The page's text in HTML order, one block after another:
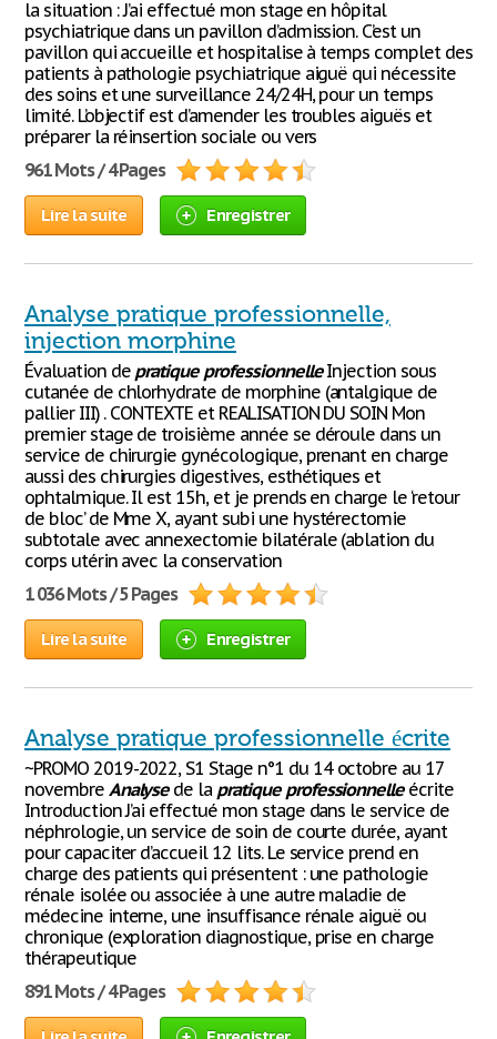
la situation : J’ai effectué mon stage en hôpital
psychiatrique dans un pavillon d’admission. C’est un
pavillon qui accueille et hospitalise à temps complet des
patients à pathologie psychiatrique aiguë qui nécessite
des soins et une surveillance 24/24H, pour un temps
limité. L’objectif est d’amender les troubles aiguës et
préparer la réinsertion sociale ou vers
961 Mots / 4 Pages
Lire la suite Enregistrer
Analyse pratique professionnelle,
injection morphine
Évaluation de pratique professionnelleInjection sous
cutanée de chlorhydrate de morphine (antalgique de
pallier III) . CONTEXTE et REALISATION DU SOIN Mon
premier stage de troisième année se déroule dans un
service de chirurgie gynécologique, prenant en charge
aussi des chirurgies digestives, esthétiques et
ophtalmique. Il est 15h, et je prends en charge le ‘retour
de bloc’ de Mme X, ayant subi une hystérectomie
subtotale avec annexectomie bilatérale (ablation du
corps utérin avec la conservation
1 036 Mots / 5 Pages
Lire la suite Enregistrer
Analyse pratique professionnelle écrite
~PROMO 2019-2022, S1 Stage n°1 du 14 octobre au 17
novembre Analysede la pratique professionnelleécrite
Introduction J’ai effectué mon stage dans le service de
néphrologie, un service de soin de courte durée, ayant
pour capaciter d’accueil 12 lits. Le service prend en
charge des patients qui présentent : une pathologie
rénale isolée ou associée à une autre maladie de
médecine interne, une insuffisance rénale aiguë ou
chronique (exploration diagnostique, prise en charge
thérapeutique
891 Mots / 4 Pages